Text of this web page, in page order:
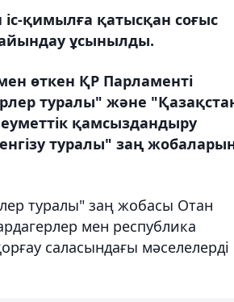
қимылға қатысқан соғыс
ұсынылды.
өткен ҚР Парламенті
туралы" және
қамсыздандыру
туралы" заң
туралы" заң жобасы Отан
мен республика
саласындағы мәселелерді